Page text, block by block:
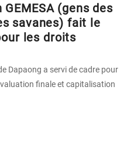
(gens des
savanes) fait le
les droits
Dapaong a servi de cadre pour
finale et capitalisation